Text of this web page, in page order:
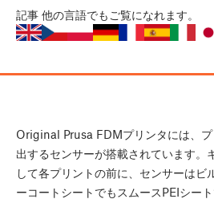
記事 他の言語でもご覧になれます。
Original Prusa FDMプリンタには、
出するセンサーが搭載されています。
して各プリントの前に、センサーはビ
ーコートシートでもスムースPEIシー